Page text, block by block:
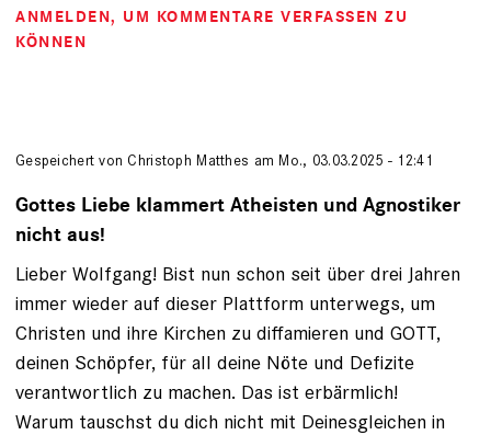
ANMELDEN, UM KOMMENTARE VERFASSEN ZU
KÖNNEN
Gespeichert von Christoph Matthes am Mo., 03.03.2025 - 12:41
Gottes Liebe klammert Atheisten und Agnostiker
nicht aus!
Lieber Wolfgang! Bist nun schon seit über drei Jahren
immer wieder auf dieser Plattform unterwegs, um
Christen und ihre Kirchen zu diffamieren und GOTT,
deinen Schöpfer, für all deine Nöte und Defizite
verantwortlich zu machen. Das ist erbärmlich!
Warum tauschst du dich nicht mit Deinesgleichen in